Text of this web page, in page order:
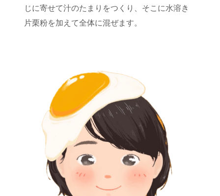
じに寄せて汁のたまりをつくり、そこに水溶き
片栗粉を加えて全体に混ぜます。